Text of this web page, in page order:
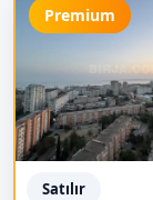
Premium
Satılır